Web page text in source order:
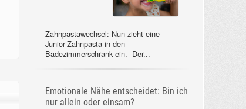
Zahnpastawechsel: Nun zieht eine
Junior-Zahnpasta in den
Badezimmerschrank ein. Der...
Emotionale Nähe entscheidet: Bin ich
nur allein oder einsam?